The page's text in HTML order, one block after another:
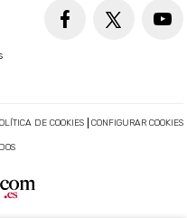
DE COOKIES CONFIGURAR COOKIES